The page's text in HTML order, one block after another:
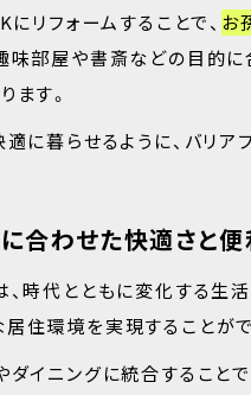
リフォームすることで、 お
味部屋や書斎などの目的に
ます。
適に暮らせるように、バリ
合わせた快適さと
、時代とともに変化する生
住環境を実現することがで
ダイニングに統合すること